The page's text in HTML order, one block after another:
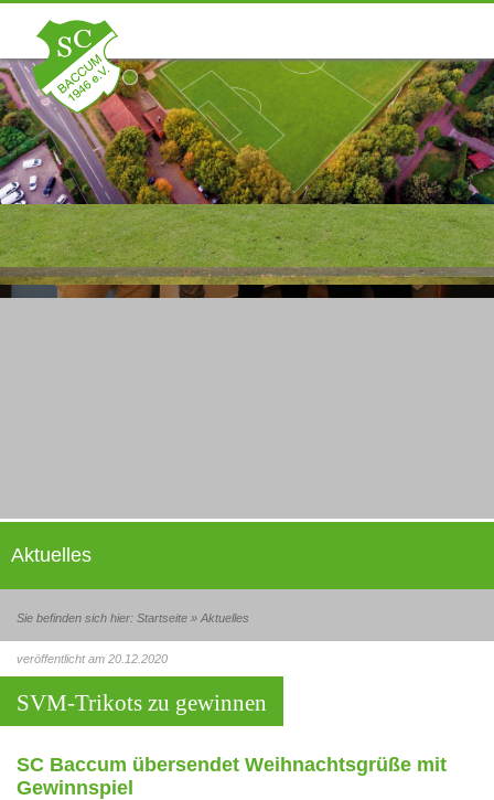
Aktuelles
Sie befinden sich hier: Startseite » Aktuelles
veröffentlicht am 20.12.2020
SVM-Trikots zu gewinnen
SC Baccum übersendet Weihnachtsgrüße mit
Gewinnspiel